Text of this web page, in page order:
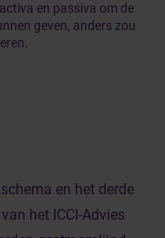
en passiva om de
geven, anders zou
en het derde
het ICCI-Advies